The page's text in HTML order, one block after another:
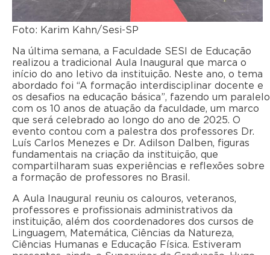
Foto: Karim Kahn/Sesi-SP
Na última semana, a Faculdade SESI de Educação
realizou a tradicional Aula Inaugural que marca o
início do ano letivo da instituição. Neste ano, o tema
abordado foi “A formação interdisciplinar docente e
os desafios na educação básica”, fazendo um paralelo
com os 10 anos de atuação da faculdade, um marco
que será celebrado ao longo do ano de 2025. O
evento contou com a palestra dos professores Dr.
Luís Carlos Menezes e Dr. Adilson Dalben, figuras
fundamentais na criação da instituição, que
compartilharam suas experiências e reflexões sobre
a formação de professores no Brasil.
A Aula Inaugural reuniu os calouros, veteranos,
professores e profissionais administrativos da
instituição, além dos coordenadores dos cursos de
Linguagem, Matemática, Ciências da Natureza,
Ciências Humanas e Educação Física. Estiveram